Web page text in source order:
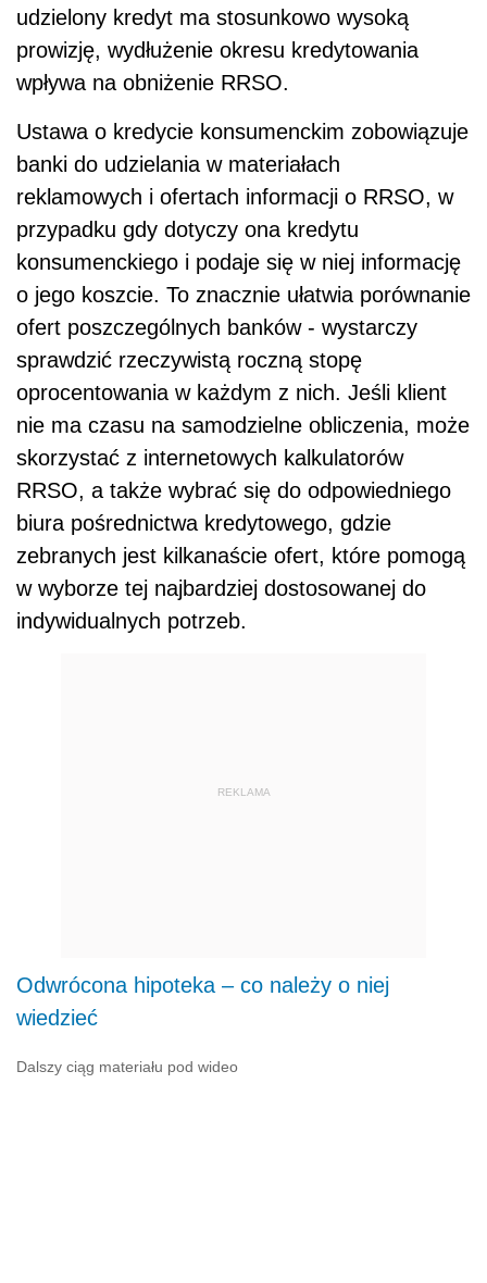
udzielony kredyt ma stosunkowo wysoką
prowizję, wydłużenie okresu kredytowania
wpływa na obniżenie RRSO.
Ustawa o kredycie konsumenckim zobowiązuje
banki do udzielania w materiałach
reklamowych i ofertach informacji o RRSO, w
przypadku gdy dotyczy ona kredytu
konsumenckiego i podaje się w niej informację
o jego koszcie. To znacznie ułatwia porównanie
ofert poszczególnych banków - wystarczy
sprawdzić rzeczywistą roczną stopę
oprocentowania w każdym z nich. Jeśli klient
nie ma czasu na samodzielne obliczenia, może
skorzystać z internetowych kalkulatorów
RRSO, a także wybrać się do odpowiedniego
biura pośrednictwa kredytowego, gdzie
zebranych jest kilkanaście ofert, które pomogą
w wyborze tej najbardziej dostosowanej do
indywidualnych potrzeb.
REKLAMA
Odwrócona hipoteka – co należy o niej
wiedzieć
Dalszy ciąg materiału pod wideo